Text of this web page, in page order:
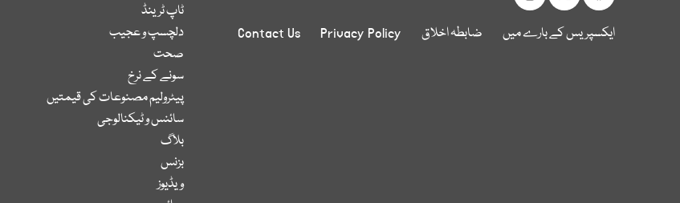
ایکسپریس کے بارے میں ضابطہ اخلاق Privacy Policy
Contact Us
ٹاپ ٹرینڈ
دلچسپ و عجیب
صحت
سونے کے نرخ
پیٹرولیم مصنوعات کی قیمتیں
سائنس و ٹیکنالوجی
بلاگ
بزنس
ویڈیوز